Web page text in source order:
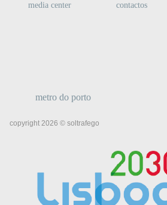
media center contactos
metro do porto
copyright 2026 © soltrafego